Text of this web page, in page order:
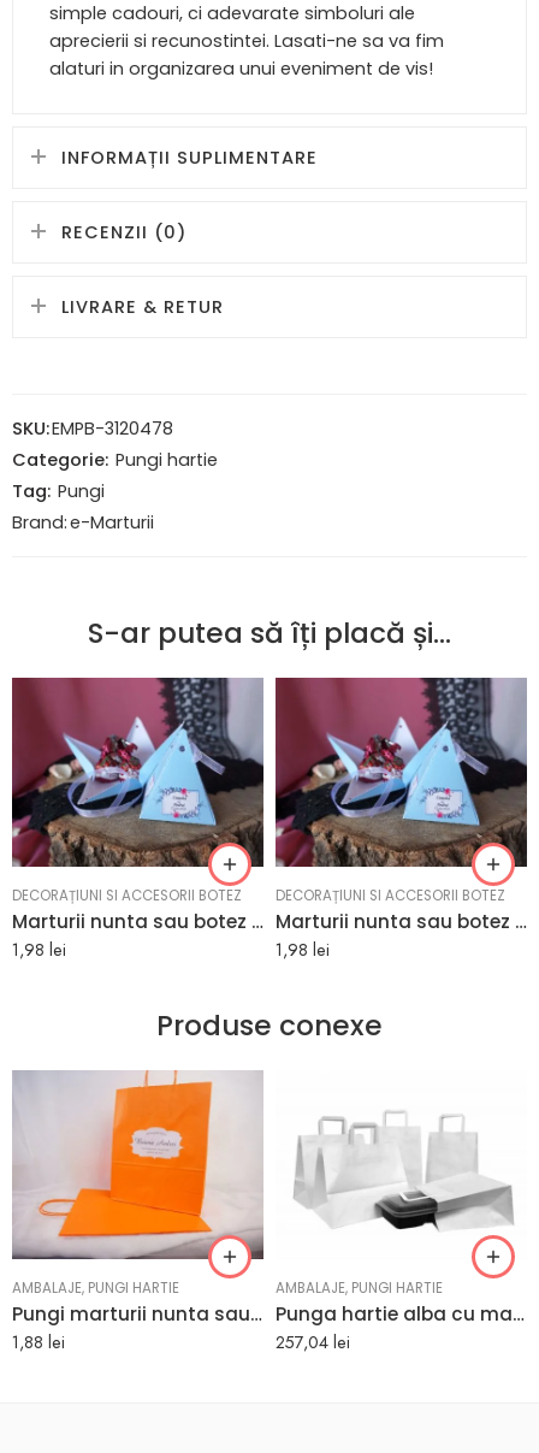
simple cadouri, ci adevarate simboluri ale
aprecierii si recunostintei. Lasati-ne sa va fim
alaturi in organizarea unui eveniment de vis!
INFORMAȚII SUPLIMENTARE
RECENZII (0)
LIVRARE & RETUR
SKU:EMPB-3120478
Categorie: Pungi hartie
Tag: Pungi
Brand:e-Marturii
S-ar putea să îți placă și…
DECORAȚIUNI SI ACCESORII BOTEZ
Marturii nunta sau botez forma unei piramide 6.5 x 8.2 cm
1,98 lei
DECORAȚIUNI SI ACCESORII BOTEZ
Marturii nunta sau botez forma unei piramide 6.5 x 8.2 cm
1,98 lei
Produse conexe
AMBALAJE, PUNGI HARTIE
Pungi marturii nunta sau botez culoare portocalie 25 x 11 x 31 cm
1,88 lei
AMBALAJE, PUNGI HARTIE
Punga hartie alba cu maner plat – 34x18x31 cm – 250 buc.
257,04lei